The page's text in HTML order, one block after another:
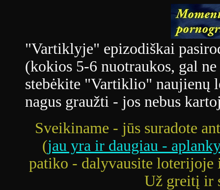
"Vartiklyje" epizodiškai
(kokios 5-6 nuotraukos, gal
stebėkite "Vartiklio" naujienų
nagus graužti - jos nebus
Sveikiname - jūs suradote
(jau yra ir daugiau -
patiko - dalyvausite
Už greitį ir